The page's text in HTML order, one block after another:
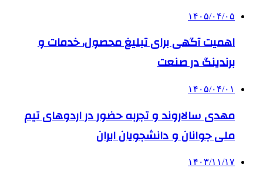
۱۴۰۵/۰۴/۰۵
اهمیت آگهی برای تبلیغ محصول، خدمات و
برندینگ در صنعت
۱۴۰۵/۰۴/۰۱
مهدی سالاروند و تجربه حضور در اردوهای تیم
ملی جوانان و دانشجویان ایران
۱۴۰۳/۱۱/۱۷